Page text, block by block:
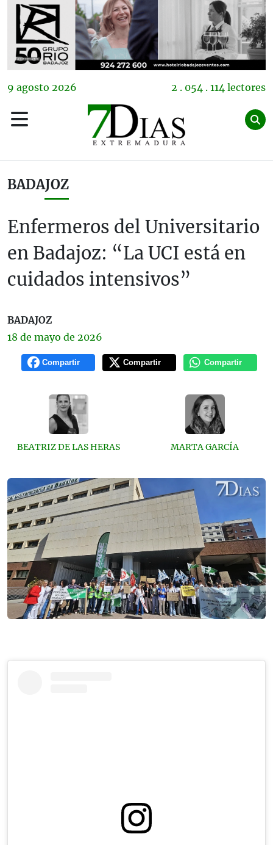
9 agosto 2026 2 . 054 . 114 lectores
BADAJOZ
Enfermeros del Universitario
en Badajoz: “La UCI está en
cuidados intensivos”
BADAJOZ
18 de mayo de 2026
Compartir Compartir Compartir
BEATRIZ DE LAS HERAS MARTA GARCÍA